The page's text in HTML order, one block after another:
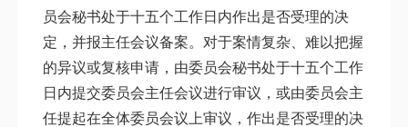
员会秘书处于十五个工作日内作出是否受理的决
定，并报主任会议备案。对于案情复杂、难以把握
的异议或复核申请，由委员会秘书处于十五个工作
日内提交委员会主任会议进行审议，或由委员会主
任提起在全体委员会议上审议，作出是否受理的决